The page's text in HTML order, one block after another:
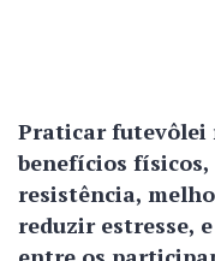
Praticar futevôlei
benefícios
resistência,
reduzir estresse,